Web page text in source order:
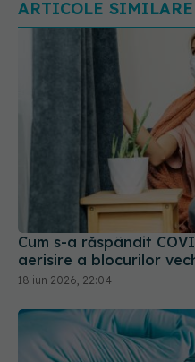
Cum s-a răspândit
aerisire a blocurilor vechi
18 iun 2026, 22:04